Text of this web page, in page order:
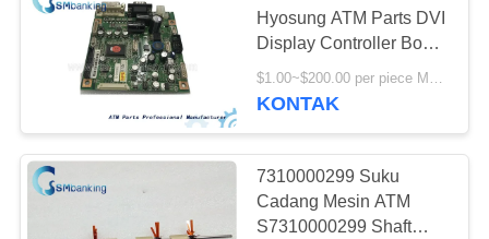
Bagian-bagian ATM
NMD
Hyosung ATM Parts DVI
Display Controller Board
S75400000014
$1.00~$200.00 per piece MOQ:1 potong
KONTAK
7310000299 Suku
Cadang Mesin ATM
S7310000299 Shaft